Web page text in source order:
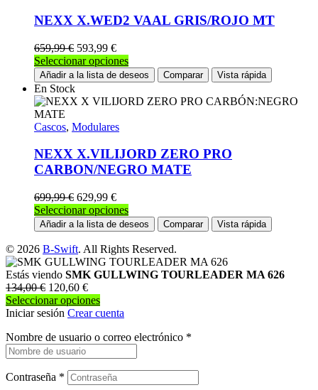
opciones
se
elegir
en
la
de
NEXX X.WED2 VAAL GRIS/ROJO MT
659,99€ 593,99 €
Seleccionar opcionesEste
producto
tiene
múltiples
se
pueden
elegir
página
de
Añadir a la lista de deseos Comparar Vista rápida
En Stock
Cascos, Modulares
NEXX X.VILIJORD ZERO PRO
CARBON/NEGRO MATE
699,99€ 629,99 €
Seleccionar opcionesEste
producto
tiene
múltiples
variantes.
Las
en
página
Añadir a la lista de deseos Comparar Vista rápida
© 2026 B-Swift. All Rights Reserved.
Estás viendo SMK GULLWING TOURLEADER MA 626
134,00€ 120,60 €
Seleccionar opciones
Iniciar sesión Crear cuenta
Nombre de usuario o correo electrónico *
Contraseña *